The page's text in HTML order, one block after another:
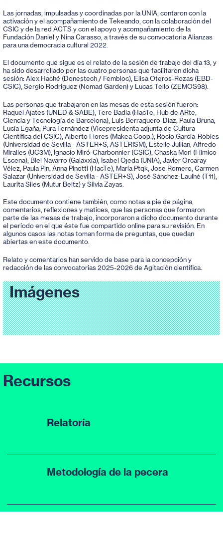
Las jornadas, impulsadas y coordinadas por la UNIA, contaron con la
activación y el acompañamiento de Tekeando, con la colaboración del
CSIC y de la red ACTS y con el apoyo y acompañamiento de la
Fundación Daniel y Nina Carasso, a través de su convocatoria Alianzas
para una democracia cultural 2022.
El documento que sigue es el relato de la sesión de trabajo del día 13, y
ha sido desarrollado por las cuatro personas que facilitaron dicha
sesión: Alex Haché (Donestech / Fembloc), Elisa Oteros-Rozas (EBD-
CSIC), Sergio Rodríguez (Nomad Garden) y Lucas Tello (ZEMOS98).
Las personas que trabajaron en las mesas de esta sesión fueron:
Raquel Ajates (UNED & SABE), Tere Badia (HacTe, Hub de ARte,
Ciencia y Tecnología de Barcelona), Luis Berraquero-Díaz, Paula Bruna,
Lucía Egaña, Pura Fernández (Vicepresidenta adjunta de Cultura
Científica del CSIC), Alberto Flores (Makea Coop.), Rocio García-Robles
(Universidad de Sevilla - ASTER+S, ASTERISM), Estelle Jullian, Alfredo
Miralles (UC3M), Ignacio Miró-Charbonnier (CSIC), Chaska Mori (Fílmico
Escena), Biel Navarro (Galaxxia), Isabel Ojeda (UNIA), Javier Orcaray
Vélez, Paula Pin, Anna Pinotti (HacTe), María Ptqk, Jose Romero, Carmen
Salazar (Universidad de Sevilla - ASTER+S), José Sánchez-Laulhé (T11),
Laurita Siles (Mutur Beltz) y Silvia Zayas.
Este documento contiene también, como notas a pie de página,
comentarios, reflexiones y matices, que las personas que formaron
parte de las mesas de trabajo, incorporaron a dicho documento durante
el período en el que éste fue compartido online para su revisión. En
algunos casos las notas toman forma de preguntas, que quedan
abiertas en este documento.
Relato y comentarios han servido de base para la concepción y
redacción de las convocatorias 2025-2026 de Agitación científica.
Imágenes
Recursos
Relatoría
Metodología de la pecera